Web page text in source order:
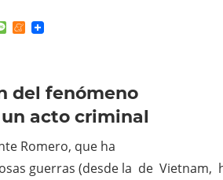
MessageMeneame
del fenómeno
acto criminal
Romero, que ha
guerras (desde la de